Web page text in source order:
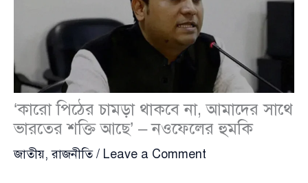
‘কারো পিঠের চামড়া থাকবে না, আমাদের সাথে
ভারতের শক্তি আছে’ – নওফেলের হুমকি
জাতীয়,রাজনীতি/ Leave a Comment